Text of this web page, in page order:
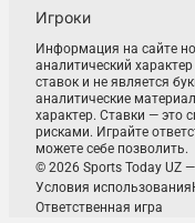
Игроки
Информация на сайте
аналитический
ставок и не является
аналитические
характер. Ставки — это
рисками. Играйте
можете себе позволить.
© 2026 Sports Today UZ
Условия использования
Ответственная игра